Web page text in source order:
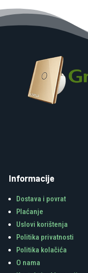
Informacije
Dostava i povrat
Plaćanje
Uslovi korištenja
Politika privatnosti
Politika kolačića
O nama